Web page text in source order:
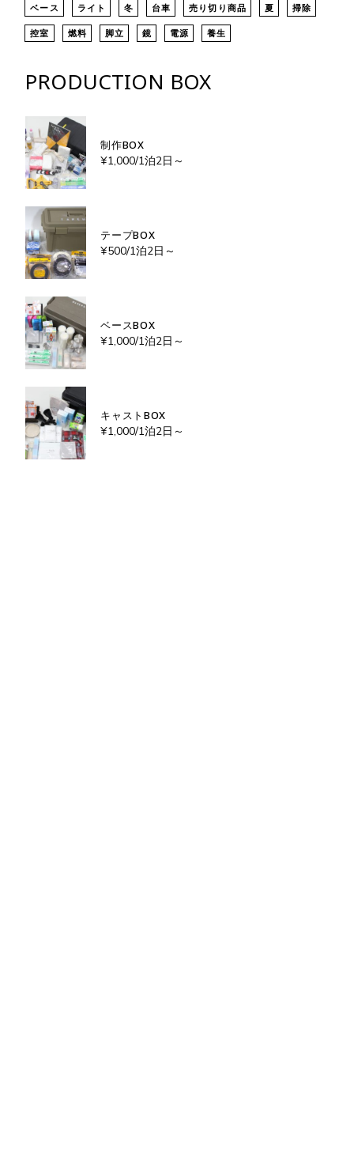
ベース ライト 冬 台車 売り切り商品 夏 掃除
控室 燃料 脚立 鏡 電源 養生
PRODUCTION BOX
制作BOX
¥1,000/1泊2日～
テープBOX
¥500/1泊2日～
ベースBOX
¥1,000/1泊2日～
キャストBOX
¥1,000/1泊2日～